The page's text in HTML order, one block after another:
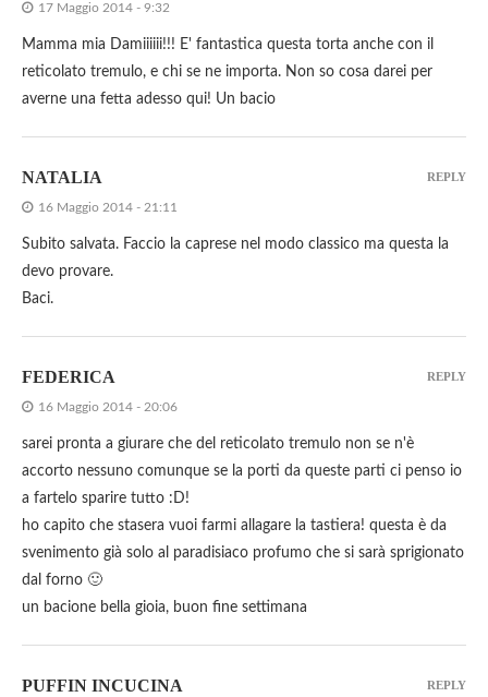
17 Maggio 2014 - 9:32
Mamma mia Damiiiiii!!! E' fantastica questa torta anche con il
reticolato tremulo, e chi se ne importa. Non so cosa darei per
averne una fetta adesso qui! Un bacio
NATALIA
16 Maggio 2014 - 21:11
Subito salvata. Faccio la caprese nel modo classico ma questa la
devo provare.
Baci.
REPLY
FEDERICA
16 Maggio 2014 - 20:06
sarei pronta a giurare che del reticolato tremulo non se n'è
accorto nessuno comunque se la porti da queste parti ci penso io
a fartelo sparire tutto :D!
ho capito che stasera vuoi farmi allagare la tastiera! questa è da
svenimento già solo al paradisiaco profumo che si sarà sprigionato
dal forno 🙂
un bacione bella gioia, buon fine settimana
REPLY
PUFFIN INCUCINA REPLY